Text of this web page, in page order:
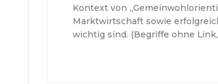
Kontext von
Marktwirtschaft sowie
wichtig sind. (Begriffe ohne